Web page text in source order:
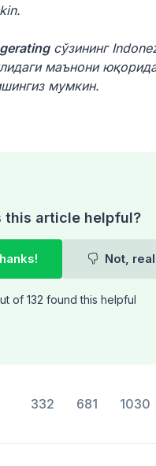
сўзининг
маънони
мумкин.
this article helpful?
Not,
of 132 found this helpful
332 681 1030